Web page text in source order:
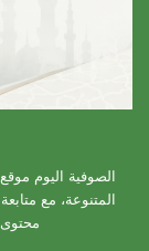
الصوفية اليوم
المتنوعة، مع